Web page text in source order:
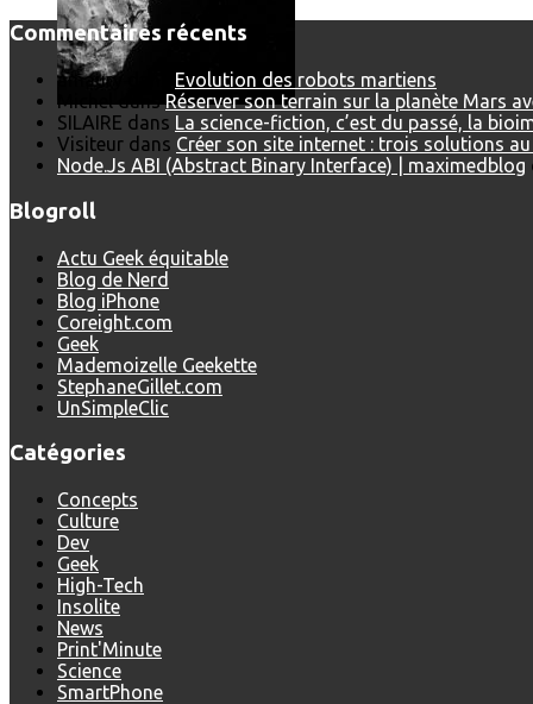
Commentaires récents
amaury
Evolution des robots martiens
MicheldansRéserver son terrain sur la planète Mars
SILAIRE dans La science-fiction, c’est du passé, la
Visiteur dans Créer son site internet : trois solutions au
Node.Js ABI (Abstract Binary Interface) | maximedblog
Blogroll
Actu Geek équitable
Blog de Nerd
Blog iPhone
Coreight.com
Geek
Mademoizelle Geekette
StephaneGillet.com
UnSimpleClic
Catégories
Concepts
Culture
Dev
Geek
High-Tech
Insolite
News
Print'Minute
Science
SmartPhone